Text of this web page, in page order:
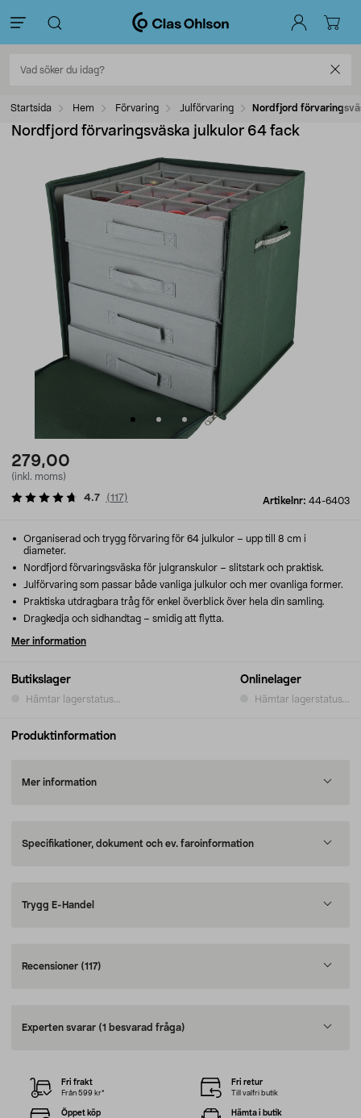
Startsida Hem Förvaring Julförvaring Nordfjord
Nordfjord förvaringsväska julkulor 64 fack
279,00
(inkl. moms)
Artikelnr: 44-6403
4.7 (117)
Butikslager
Hämtar lagerstatus...
Onlinelager
Hämtar lagerstatus...
Organiserad och trygg förvaring för 64 julkulor – upp till 8 cm i
diameter.
Nordfjord förvaringsväska för julgranskulor – slitstark och praktisk.
Julförvaring som passar både vanliga julkulor och mer ovanliga former.
Praktiska utdragbara tråg för enkel överblick över hela din samling.
Dragkedja och sidhandtag – smidig att flytta.
Mer information
Produktinformation
Mer information
Specifikationer, dokument och ev. faroinformation
Trygg E-Handel
Recensioner (117)
Experten svarar (1 besvarad fråga)
Fri frakt
Från 599 kr*
Fri retur
Till valfri butik
Öppet köp Hämta i butik